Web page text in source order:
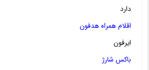
دارد
اقلام همراه هدفون
ایرفون
باکس شارژ